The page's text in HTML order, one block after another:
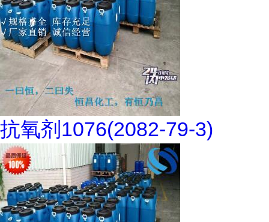
抗氧剂1076(2082-79-3)